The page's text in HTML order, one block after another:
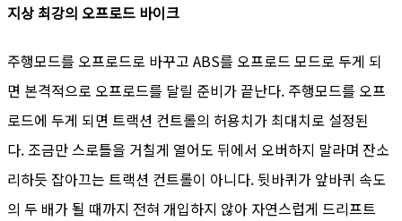
지상 최강의 오프로드 바이크
주행모드를 오프로드로 바꾸고 ABS를 오프로드 모드로 두게 되
면 본격적으로 오프로드를 달릴 준비가 끝난다. 주행모드를 오프
로드에 두게 되면 트랙션 컨트롤의 허용치가 최대치로 설정된
다. 조금만 스로틀을 거칠게 열어도 뒤에서 오버하지 말라며 잔소
리하듯 잡아끄는 트랙션 컨트롤이 아니다. 뒷바퀴가 앞바퀴 속도
의 두 배가 될 때까지 전혀 개입하지 않아 자연스럽게 드리프트